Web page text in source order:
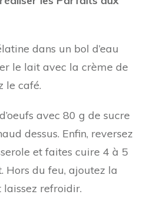
dans un bol d’eau
le lait avec la crème de
le café.
avec 80 g de sucre
dessus. Enfin, reversez
et faites cuire 4 à 5
Hors du feu, ajoutez la
refroidir.